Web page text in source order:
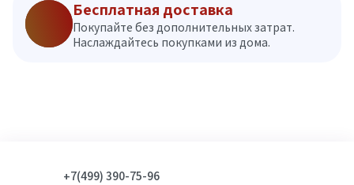
Бесплатная доставка
Покупайте без дополнительных затрат.
Наслаждайтесь покупками из дома.
+7(499) 390-75-96